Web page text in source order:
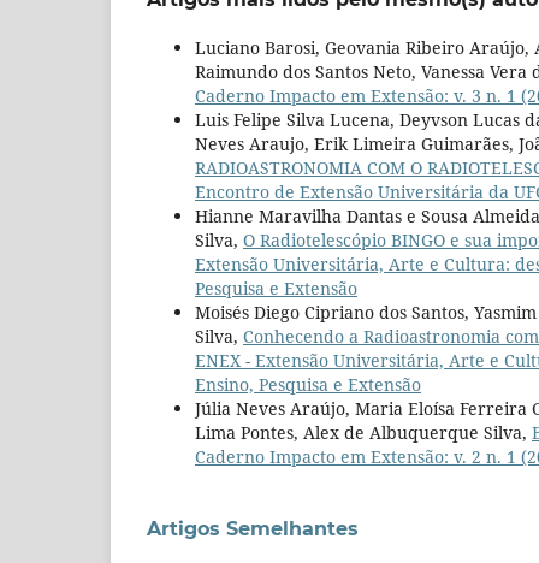
Luciano Barosi, Geovania Ribeiro
Raimundo dos Santos Neto, Vanessa
Caderno Impacto em Extensão: v. 3 n. 1
Luis Felipe Silva Lucena, Deyvson Lucas
Neves Araujo, Erik Limeira Guimarães,
RADIOASTRONOMIA COM O
Encontro de Extensão Universitária da
Hianne Maravilha Dantas e Sousa
Silva, O Radiotelescópio BINGO e sua
Extensão Universitária, Arte e Cultura:
Pesquisa e Extensão
Moisés Diego Cipriano dos Santos,
Silva, Conhecendo a Radioastronomia
ENEX - Extensão Universitária, Arte e
Ensino, Pesquisa e Extensão
Júlia Neves Araújo, Maria Eloísa Ferreira
Lima Pontes, Alex de Albuquerque Silva,
Caderno Impacto em Extensão: v. 2 n. 1
Artigos Semelhantes